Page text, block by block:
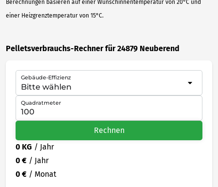
Berechnungen basieren auf einer Wunschinnentemperatur von 20°C und
einer Heizgrenztemperatur von 15°C.
Pelletsverbrauchs-Rechner für 24879 Neuberend
Gebäude-Effizienz
Quadratmeter
Rechnen
0 KG / Jahr
0 € / Jahr
0 € / Monat